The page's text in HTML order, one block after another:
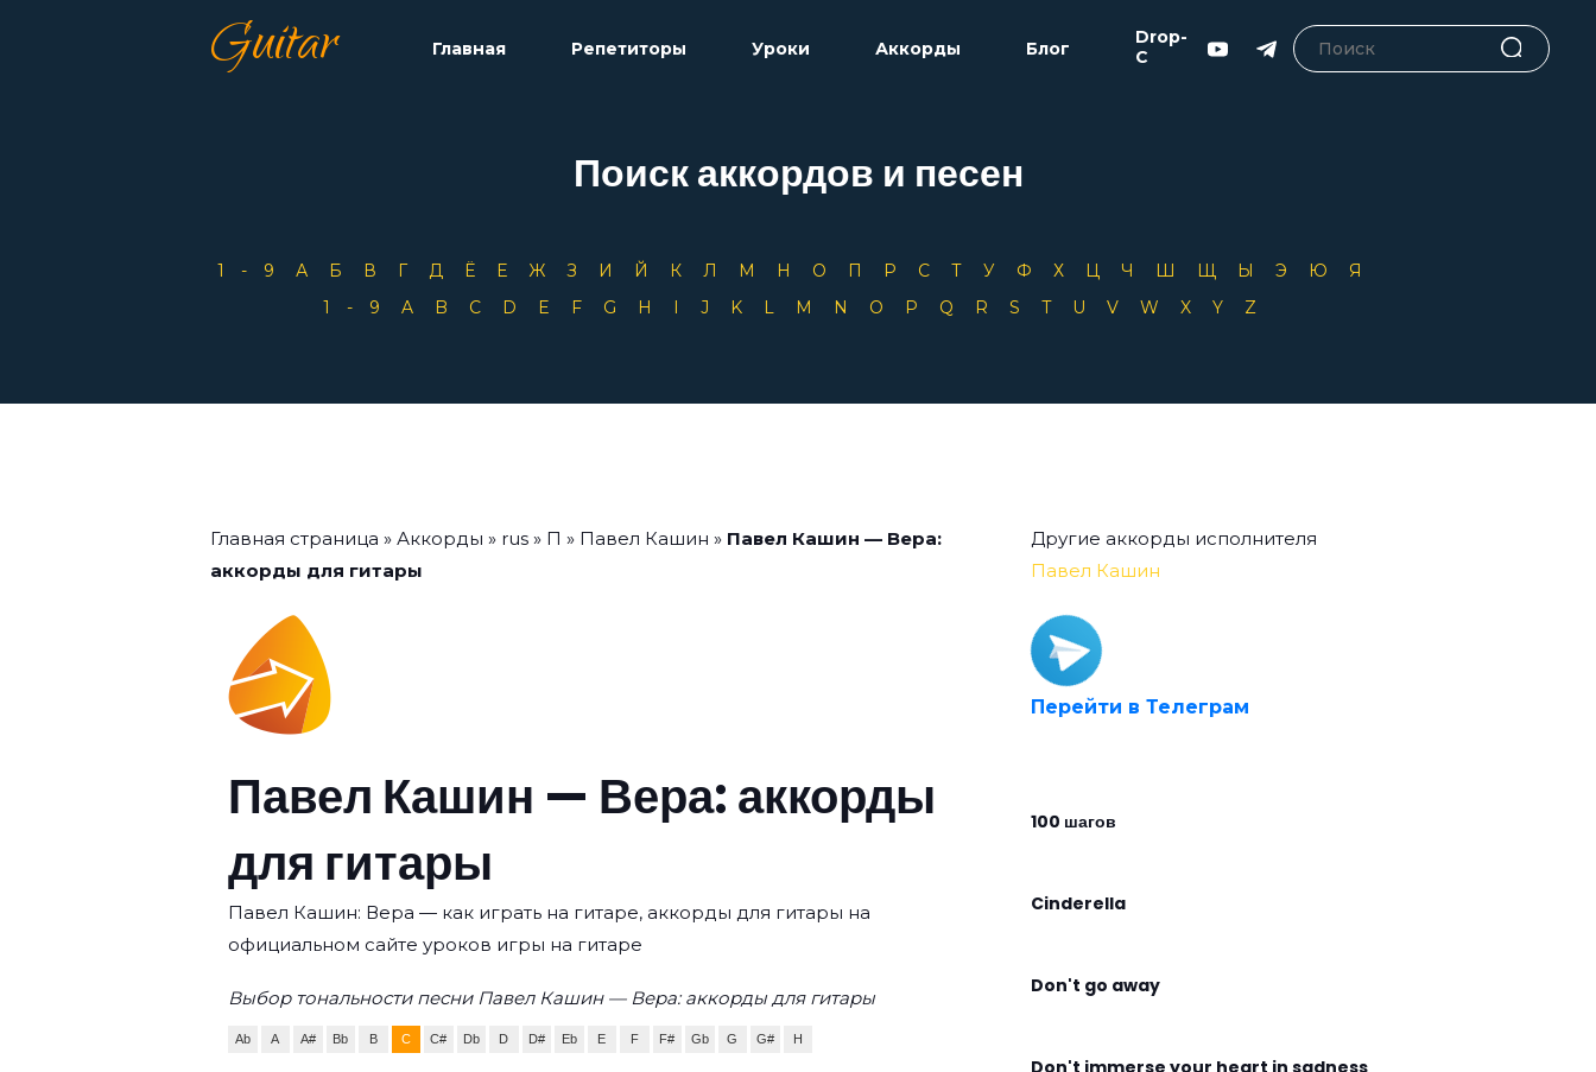
Guitar Главная Репетиторы Уроки Аккорды Блог
Drop-
C
Поиск аккордов и песен
1-9 А Б В Г Д Ё Е Ж З И Й К Л М Н О П Р С Т У Ф Х Ц Ч Ш Щ Ы Э Ю
Я
1-9
A B C D E F G H I J K L M N O P Q R S T U V W X Y Z
Главная страница » Аккорды » rus » П » Павел Кашин » Павел Кашин — Вера:
аккорды для гитары
Павел Кашин — Вера: аккорды
для гитары
Павел Кашин: Вера — как играть на гитаре, аккорды для гитары на
официальном сайте уроков игры на гитаре
Выбор тональности песни Павел Кашин — Вера: аккорды для гитары
Ab A A# Bb B C C# Db D D# Eb E F F# Gb G G# H
Другие аккорды исполнителя
Павел Кашин
Перейти в Телеграм
100 шагов
Cinderella
Don't go away
Don't immerse your heart in sadness